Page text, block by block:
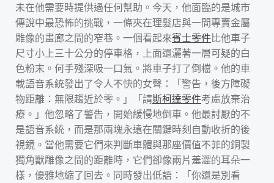
未在他需要時提供過任何幫助。今天，他面臨的是城市
傳說中最恐怖的挑戰，一條夾在理髮店與一間專賣金屬
雕像的畫廊之間的窄巷。一個看起來賓士零件比他車子
尺寸小上三十公分的停車格，上面還灑著一層可疑的白
色粉末。何手殘深吸一口氣。將車子打了倒檔。他的車
載語音系統發出了令人不快的女聲：「警告，後方障礙
物距離：無限趨近於零。」「請斯柯達零件考慮放棄治
療。」他忽略了警告，開始緩慢地倒車。他最討厭的不
是語音系統，而是那兩塊永遠在關鍵時刻自動收折的後
視鏡。當他需要它們來判斷車體與那座價值不菲的銅製
獨角獸雕像之間的距離時，它們卻像兩片羞澀的耳朵一
樣，優雅地縮了回去。同時發出低語：「你還是別看